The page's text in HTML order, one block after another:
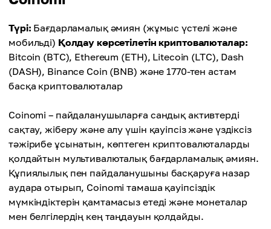
Түрі: Бағдарламалық әмиян (жұмыс үстелі және
мобильді) Қолдау көрсетілетін криптовалюталар:
Bitcoin (BTC), Ethereum (ETH), Litecoin (LTC), Dash
(DASH), Binance Coin (BNB) және 1770-тен астам
басқа криптовалюталар
Coinomi – пайдаланушыларға сандық активтерді
сақтау, жіберу және алу үшін қауіпсіз және үздіксіз
тәжірибе ұсынатын, көптеген криптовалюталарды
қолдайтын мультивалюталық бағдарламалық әмиян.
Құпиялылық пен пайдаланушыны басқаруға назар
аудара отырып, Coinomi тамаша қауіпсіздік
мүмкіндіктерін қамтамасыз етеді және монеталар
мен белгілердің кең таңдауын қолдайды.